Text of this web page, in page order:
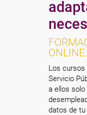
ONLINE.
Los cursos
Servicio
a ellos
datos de